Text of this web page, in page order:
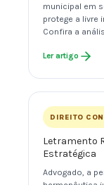
municipal em
protege a livre
Confira a
Ler artigo
DIREITO
Letramento
Estratégica
Advogado, a